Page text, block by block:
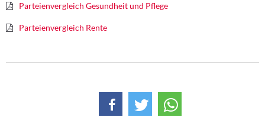
Parteienvergleich Gesundheit und Pflege
Parteienvergleich Rente